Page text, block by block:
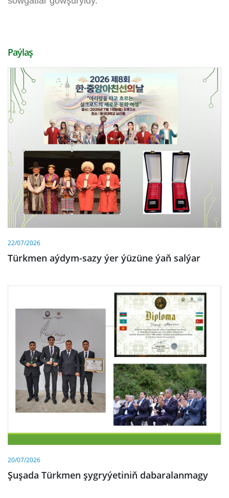
Paýlaş
22/07/2026
Türkmen aýdym-sazy ýer ýüzüne ýaň salýar
20/07/2026
Şuşada Türkmen şygryýetiniň dabaralanmagy